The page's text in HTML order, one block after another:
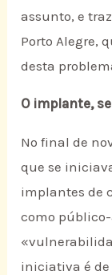
assunto, e
Porto Alegre,
desta
O implante,
No final de
que se
implantes de
como
iniciativa é de